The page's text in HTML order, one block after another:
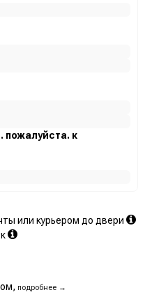
пожалуйста. к
или курьером до двери
подробнее →